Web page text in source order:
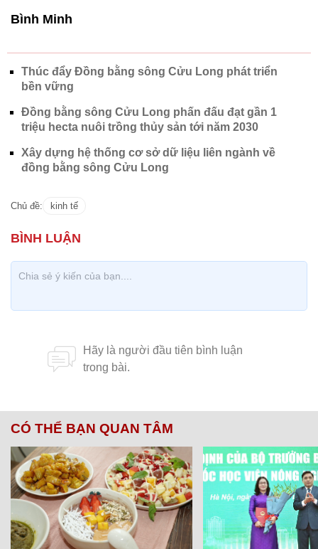
Bình Minh
Thúc đẩy Đồng bằng sông Cửu Long phát triển
bền vững
Đồng bằng sông Cửu Long phấn đấu đạt gần 1
triệu hecta nuôi trồng thủy sản tới năm 2030
Xây dựng hệ thống cơ sở dữ liệu liên ngành về
đồng bằng sông Cửu Long
Chủ đề: kinh tế
CÓ THỂ BẠN QUAN TÂM